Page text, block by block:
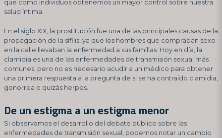
que como individuos obtenemos un mayor control sobre nuestra
salud íntima.
En el siglo XIX, la prostitución fue una de las principales causas de la
propagación de la sífilis, ya que los hombres que compraban sexo
en la calle llevaban la enfermedad a sus familias. Hoy en día, la
clamidia es una de las enfermedades de transmisión sexual más
comunes, pero no es necesario acudir a un médico para obtener
una primera respuesta a la pregunta de si se ha contraído clamidia,
gonorrea o quizás herpes.
De un estigma a un estigma menor
Si observamos el desarrollo del debate público sobre las
enfermedades de transmisión sexual, podemos notar un cambio